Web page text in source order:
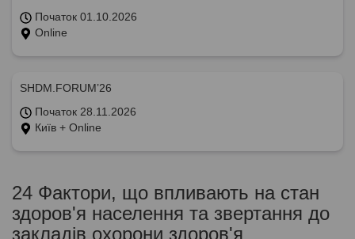
Початок 01.10.2026
Online
SHDM.FORUM’26
Початок 28.11.2026
Київ + Online
24 Фактори, що впливають на стан
здоров'я населення та звертання до
закладів охорони здоров'я